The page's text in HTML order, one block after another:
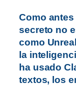
Como antes
secreto no
como
la
ha usado
textos, los